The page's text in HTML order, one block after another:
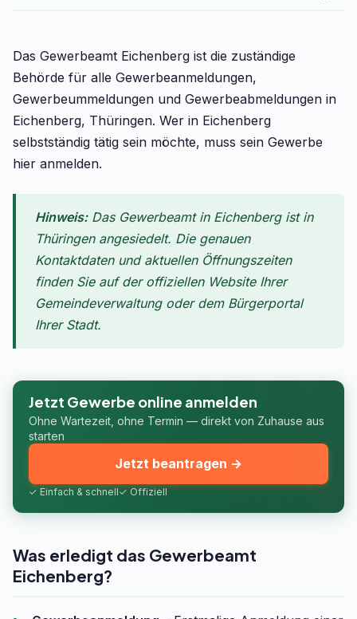
Das Gewerbeamt Eichenberg ist die zuständige
Behörde für alle Gewerbeanmeldungen,
Gewerbeummeldungen und Gewerbeabmeldungen in
Eichenberg, Thüringen. Wer in Eichenberg
selbstständig tätig sein möchte, muss sein Gewerbe
hier anmelden.
Hinweis:Das Gewerbeamt in Eichenberg ist in
Thüringen angesiedelt. Die genauen
Kontaktdaten und aktuellen Öffnungszeiten
finden Sie auf der offiziellen Website Ihrer
Gemeindeverwaltung oder dem Bürgerportal
Ihrer Stadt.
Jetzt Gewerbe online anmelden
Ohne Wartezeit, ohne Termin — direkt von Zuhause aus
starten
✓ Einfach & schnell✓ Offiziell
Jetzt beantragen →
Was erledigt das Gewerbeamt
Eichenberg?